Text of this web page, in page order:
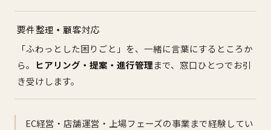
要件整理・顧客対応
「ふわっとした困りごと」を、一緒に言葉にするところか
ら。
ヒアリング・提案・進行管理まで、窓口ひとつでお引
き受けします。
EC経営・店舗運営・上場フェーズの事業まで経験してい